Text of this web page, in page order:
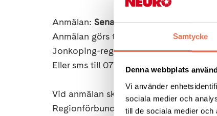
Samtycke
Denna webbplats
Vi använder
sociala medier och
till de sociala medier
Anmälan: Senast fredag 22/5 2026
Anmälan görs till Neuro
Jonkoping-region@neuro.se
Eller sms till 0761-66 18 77
Vid anmälan skriv vilken diagnosgrupp
Regionförbundet subventionerar en